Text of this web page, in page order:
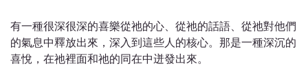
有一種很深很深的喜樂從祂的心、從祂的話語、從祂對他們
的氣息中釋放出來，深入到這些人的核心。那是一種深沉的
喜悅，在祂裡面和祂的同在中迸發出來。